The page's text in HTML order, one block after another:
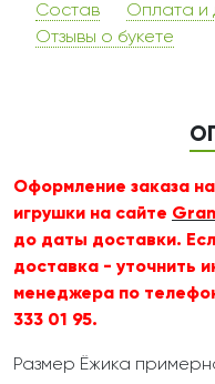
Состав Оплата и
Отзывы о букете
Оформление заказа
игрушки на сайте
до даты доставки.
доставка - уточнить
менеджера по
333 01 95.
Размер Ёжика